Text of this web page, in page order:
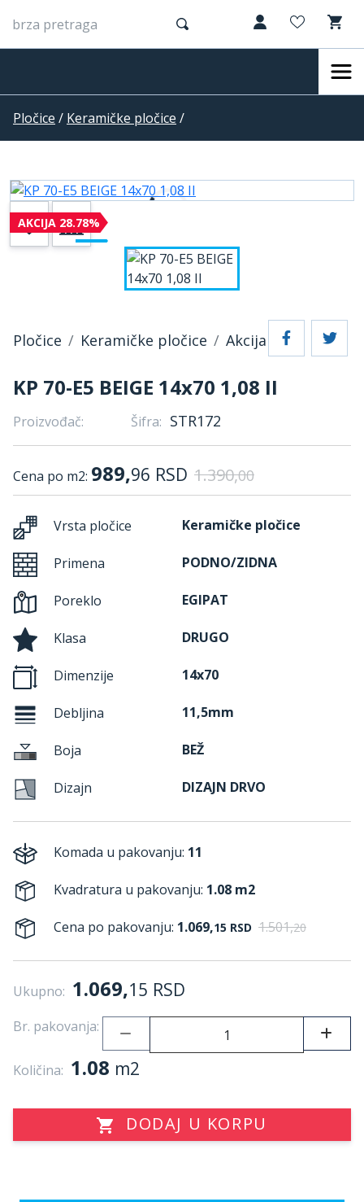
Pločice / Keramičke pločice /
AKCIJA 28.78%
Pločice Keramičke pločice Akcija
KP 70-E5 BEIGE 14x70 1,08 II
Proizvođač: Šifra: STR172
Cena po m2: 989,96 RSD 1.390,00
Vrsta pločice Keramičke pločice
Primena PODNO/ZIDNA
Poreklo EGIPAT
Klasa DRUGO
Dimenzije 14x70
Debljina 11,5mm
Boja BEŽ
Dizajn DIZAJN DRVO
Komada u pakovanju: 11
Kvadratura u pakovanju: 1.08 m2
Cena po pakovanju: 1.069,15 RSD 1.501,20
Ukupno: 1.069,15 RSD
Br. pakovanja:
Količina: 1.08 m2
DODAJ U KORPU